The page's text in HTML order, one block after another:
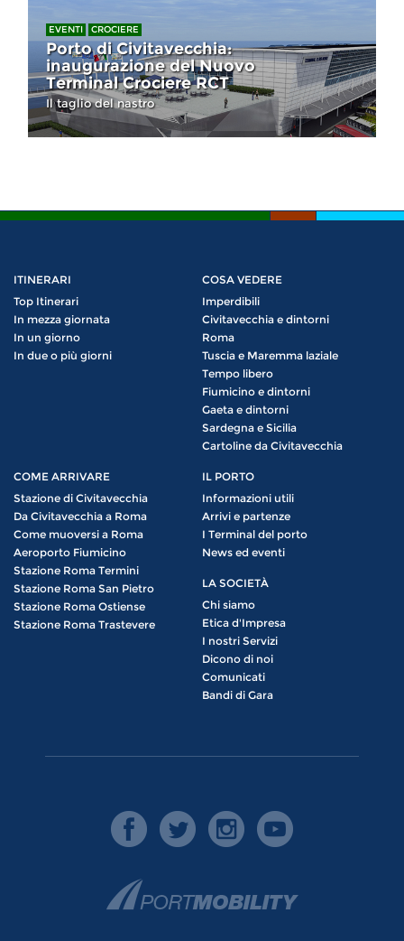
EVENTI CROCIERE
Porto di Civitavecchia:
inaugurazione del Nuovo
Terminal Crociere RCT
Il taglio del nastro
ITINERARI
Top Itinerari
In mezza giornata
In un giorno
In due o più giorni
COSA VEDERE
Imperdibili
Civitavecchia e dintorni
Roma
Tuscia e Maremma laziale
Tempo libero
Fiumicino e dintorni
Gaeta e dintorni
Sardegna e Sicilia
Cartoline da Civitavecchia
COME ARRIVARE
Stazione di Civitavecchia
Da Civitavecchia a Roma
Come muoversi a Roma
Aeroporto Fiumicino
Stazione Roma Termini
Stazione Roma San Pietro
Stazione Roma Ostiense
Stazione Roma Trastevere
IL PORTO
Informazioni utili
Arrivi e partenze
I Terminal del porto
News ed eventi
LA SOCIETÀ
Chi siamo
Etica d'Impresa
I nostri Servizi
Dicono di noi
Comunicati
Bandi di Gara